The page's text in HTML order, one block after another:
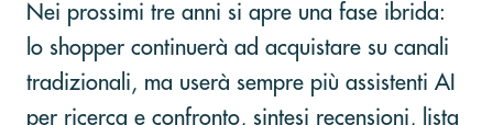
Nei prossimi tre anni si apre una fase ibrida:
lo shopper continuerà ad acquistare su canali
tradizionali, ma userà sempre più assistenti AI
per ricerca e confronto, sintesi recensioni, lista